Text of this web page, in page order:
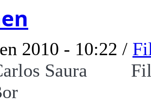
2010 - 10:22 /
Saura